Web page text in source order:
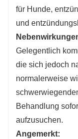
für Hunde,
und
Gelegentlich
die sich jedoch
normalerweise
Behandlung
aufzusuchen.
Angemerkt: